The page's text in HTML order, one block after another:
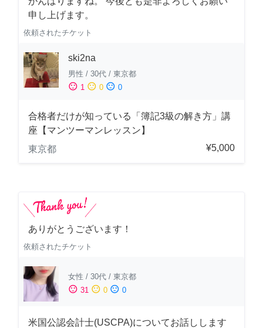
申し上げます。
依頼されたチケット
ski2na
男性 / 30代 / 東京都
sentiment_satisfied 1 sentiment_neutral 0 sentiment_dissatisfied 0
合格者だけが知っている「簿記3級の解き方」講
座【マンツーマンレッスン】
東京都
¥5,000
ありがとうございます！
依頼されたチケット
女性 / 30代 / 東京都
sentiment_satisfied 31 sentiment_neutral 0 sentiment_dissatisfied 0
米国公認会計士(USCPA)についてお話しします